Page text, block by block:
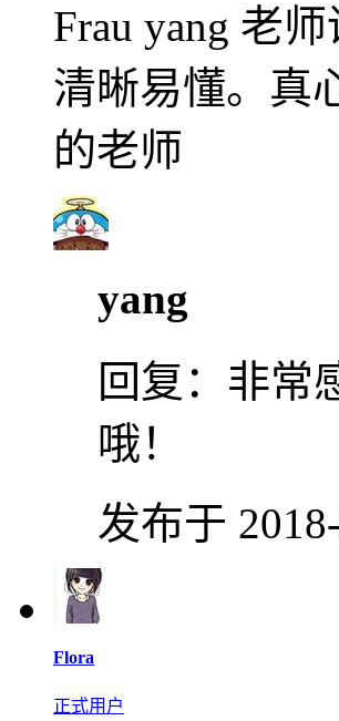
Frau yang 老
清晰易懂。真
的老师
yang
回复： 非常
哦！
发布于
Flora
正式用户